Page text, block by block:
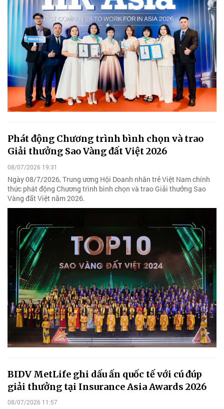
Phát động Chương trình bình chọn và trao
Giải thưởng Sao Vàng đất Việt 2026
08/07/2026 19:31
Ngày 08/7/2026, Trung ương Hội Doanh nhân trẻ Việt Nam chính
thức phát động Chương trình bình chọn và trao Giải thưởng Sao
Vàng đất Việt năm 2026.
BIDV MetLife ghi dấu ấn quốc tế với cú đúp
giải thưởng tại Insurance Asia Awards 2026
08/07/2026 11:57